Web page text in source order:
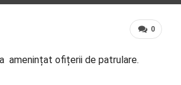
0
amenințat ofițerii de patrulare.